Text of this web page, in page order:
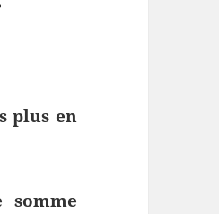
plus en